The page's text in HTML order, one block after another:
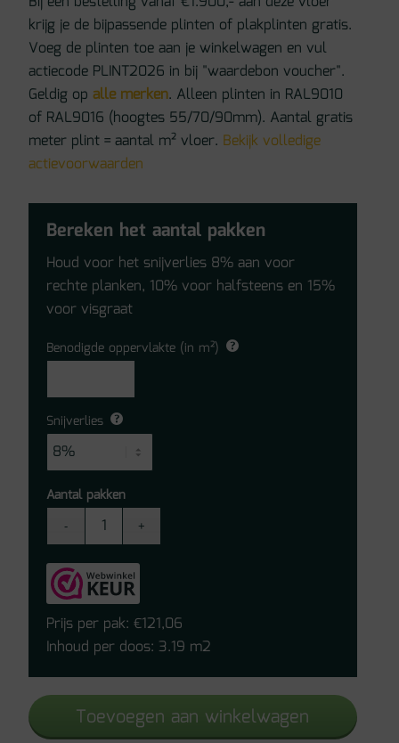
krijg je de bijpassende plinten of plakplinten gratis.
Voeg de plinten toe aan je winkelwagen en vul
actiecode PLINT2026 in bij "waardebon voucher".
Geldig opalle merken. Alleen plinten in RAL9010
of RAL9016 (hoogtes 55/70/90mm). Aantal gratis
meter plint = aantal m² vloer. Bekijk volledige
actievoorwaarden
Bereken het aantal pakken
Houd voor het snijverlies 8% aan voor
rechte planken, 10% voor halfsteens en 15%
voor visgraat
Benodigde oppervlakte (in m²)
Snijverlies
Aantal pakken
Vivafloors
Vienna
Click
PVC
8360
aantal
Prijs per pak:€121,06
Inhoud per doos: 3.19 m2
Toevoegen aan winkelwagen